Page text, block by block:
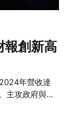
創新高
年營收達
主攻政府與金